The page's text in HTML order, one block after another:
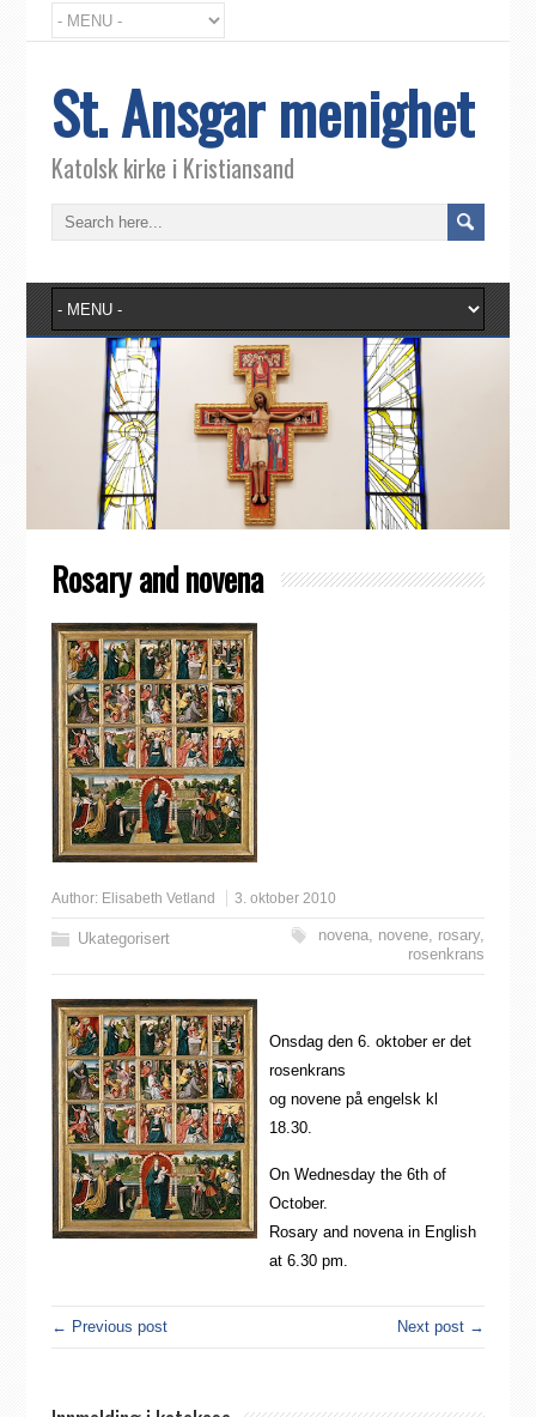
St. Ansgar menighet
Katolsk kirke i Kristiansand
Rosary and novena
Author: Elisabeth Vetland 3. oktober 2010
Ukategorisert novena novene rosary,
rosenkrans
Onsdag den 6. oktober er det
rosenkrans
og novene på engelsk kl
18.30.
On Wednesday the 6th of
October.
Rosary and novena in English
at 6.30 pm.
← Previous post Next post →